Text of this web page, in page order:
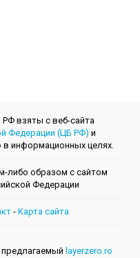
взяты с веб-сайта
Федерации (ЦБ РФ) и
в информационных целях.
либо образом с сайтом
Федерации
- Kарта сайта
layerzero.ro